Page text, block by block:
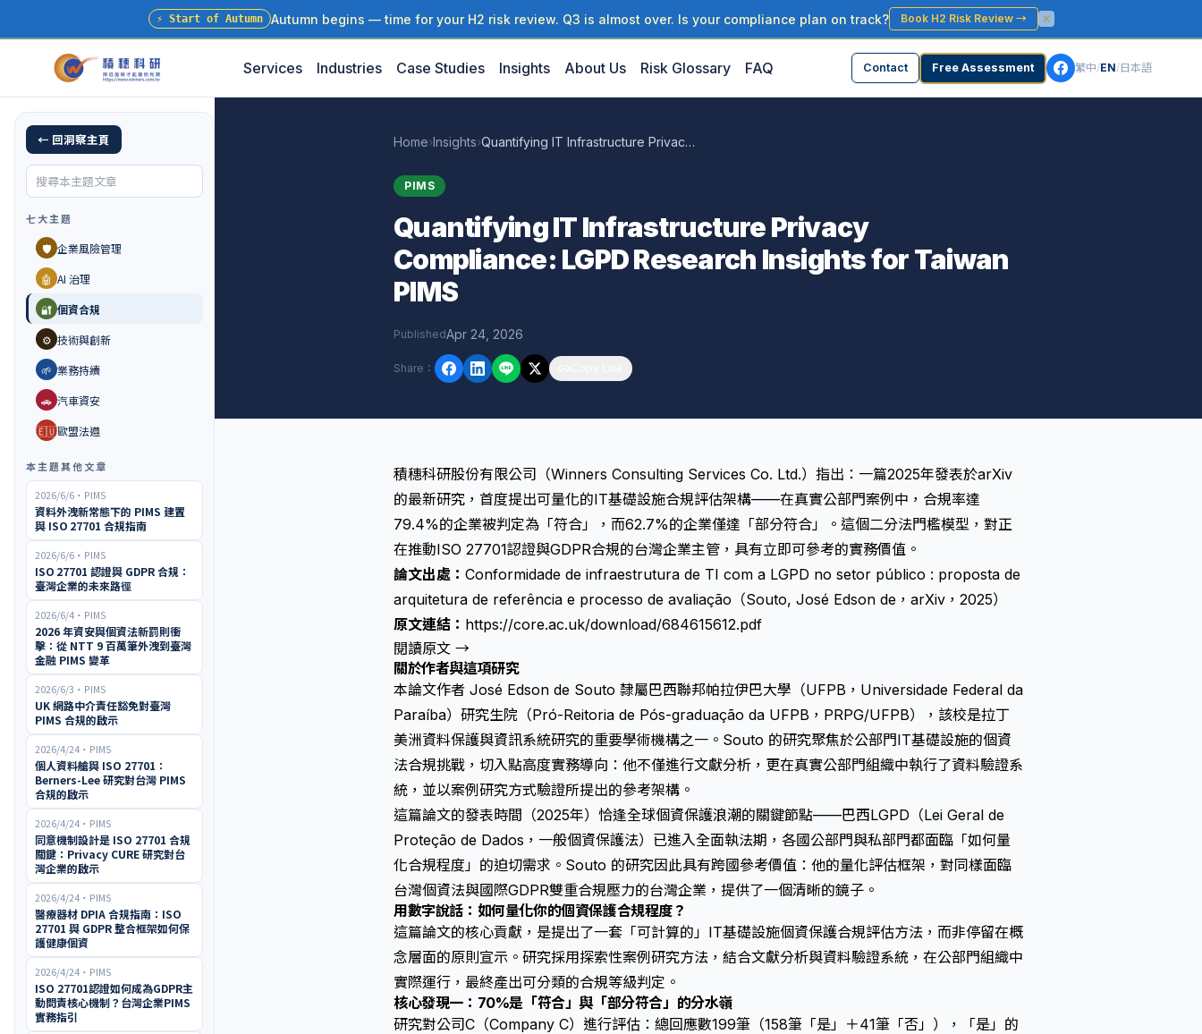
⚡ Start of Autumn Autumn begins — time for your H2 risk review. Q3 is almost over. Is your compliance plan on track? Book H2 Risk Review→
Services Industries Case Studies Insights About Us Risk Glossary FAQ Contact Free Assessment 繁中/EN/日本語
← 回洞察主頁
七大主題
🛡️ 企業風險管理
🤖 AI 治理
🔐 個資合規
⚙️ 技術與創新
🌱 業務持續
🚗 汽車資安
🇪🇺歐盟法遵
本主題其他文章
2026/6/6 ・ PIMS
資料外洩新常態下的 PIMS 建置
與 ISO 27701 合規指南
2026/6/6 ・ PIMS
ISO 27701 認證與 GDPR 合規：
臺灣企業的未來路徑
2026/6/4 ・ PIMS
2026 年資安與個資法新罰則衝
擊：從 NTT 9 百萬筆外洩到臺灣
金融 PIMS 變革
2026/6/3 ・ PIMS
UK 網路中介責任豁免對臺灣
PIMS 合規的啟示
2026/4/24 ・ PIMS
個人資料艙與 ISO 27701：
Berners-Lee 研究對台灣 PIMS
合規的啟示
2026/4/24 ・ PIMS
同意機制設計是 ISO 27701 合規
關鍵：Privacy CURE 研究對台
灣企業的啟示
2026/4/24 ・ PIMS
醫療器材 DPIA 合規指南：ISO
27701 與 GDPR 整合框架如何保
護健康個資
2026/4/24 ・ PIMS
ISO 27701認證如何成為GDPR主
動問責核心機制？台灣企業PIMS
實務指引
Home›Insights› Quantifying IT Infrastructure Privacy Compliance: LGPD Research Insights for Taiwan PIMS
PIMS
Quantifying IT Infrastructure Privacy
Compliance: LGPD Research Insights for Taiwan
PIMS
PublishedApr 24, 2026
Share ：
積穗科研股份有限公司（Winners Consulting Services Co. Ltd.）指出：一篇2025年發表於arXiv
的最新研究，首度提出可量化的IT基礎設施合規評估架構——在真實公部門案例中，合規率達
79.4%的企業被判定為「符合」，而62.7%的企業僅達「部分符合」。這個二分法門檻模型，對正
在推動ISO 27701認證與GDPR合規的台灣企業主管，具有立即可參考的實務價值。
論文出處： Conformidade de infraestrutura de TI com a LGPD no setor público : proposta de
arquitetura de referência e processo de avaliação（Souto, José Edson de，arXiv，2025）
原文連結： https://core.ac.uk/download/684615612.pdf
閱讀原文 →
關於作者與這項研究
本論文作者 José Edson de Souto 隸屬巴西聯邦帕拉伊巴大學（UFPB，Universidade Federal da
Paraíba）研究生院（Pró-Reitoria de Pós-graduação da UFPB，PRPG/UFPB），該校是拉丁
美洲資料保護與資訊系統研究的重要學術機構之一。Souto 的研究聚焦於公部門IT基礎設施的個資
法合規挑戰，切入點高度實務導向：他不僅進行文獻分析，更在真實公部門組織中執行了資料驗證系
統，並以案例研究方式驗證所提出的參考架構。
這篇論文的發表時間（2025年）恰逢全球個資保護浪潮的關鍵節點——巴西LGPD（Lei Geral de
Proteção de Dados，一般個資保護法）已進入全面執法期，各國公部門與私部門都面臨「如何量
化合規程度」的迫切需求。Souto 的研究因此具有跨國參考價值：他的量化評估框架，對同樣面臨
台灣個資法與國際GDPR雙重合規壓力的台灣企業，提供了一個清晰的鏡子。
用數字說話：如何量化你的個資保護合規程度？
這篇論文的核心貢獻，是提出了一套「可計算的」IT基礎設施個資保護合規評估方法，而非停留在概
念層面的原則宣示。研究採用探索性案例研究方法，結合文獻分析與資料驗證系統，在公部門組織中
實際運行，最終產出可分類的合規等級判定。
核心發現一：70%是「符合」與「部分符合」的分水嶺
研究對公司C（Company C）進行評估：總回應數199筆（158筆「是」＋41筆「否」），「是」的